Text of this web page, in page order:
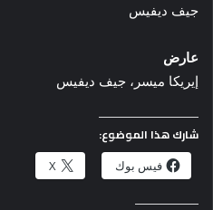
جيف ديفيس
عارض
إيريكا ميسر، جيف ديفيس
شارك هذا الموضوع:
فيس بوك X